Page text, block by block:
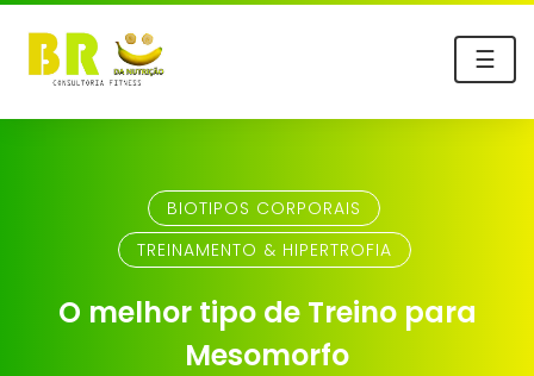
☰
BIOTIPOS CORPORAIS
TREINAMENTO & HIPERTROFIA
O melhor tipo de Treino para
Mesomorfo